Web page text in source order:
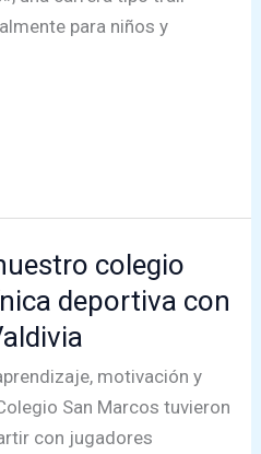
para niños y
colegio
deportiva con
motivación y
San Marcos tuvieron
con jugadores